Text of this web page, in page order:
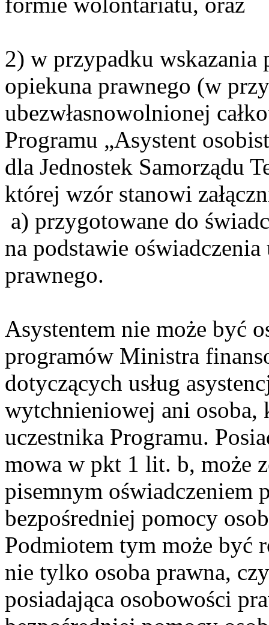
2) w przypadku wskazania
opiekuna prawnego (w
ubezwłasnowolnionej
Programu „Asystent
dla Jednostek Samorządu
której wzór stanowi
a) przygotowane do
na podstawie
prawnego.
Asystentem nie może być
programów Ministra
dotyczących usług
wytchnieniowej ani osoba,
uczestnika Programu.
mowa w pkt 1 lit. b, może
pisemnym oświadczeniem
bezpośredniej pomocy
Podmiotem tym może być
nie tylko osoba prawna,
posiadająca osobowości